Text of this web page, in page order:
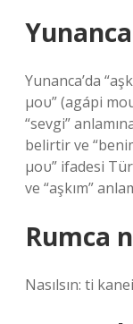
Yunanca’da
μου” (agápi
“sevgi”
belirtir ve
μου” ifadesi
ve “aşkım”
Rumca
Nasılsın: ti